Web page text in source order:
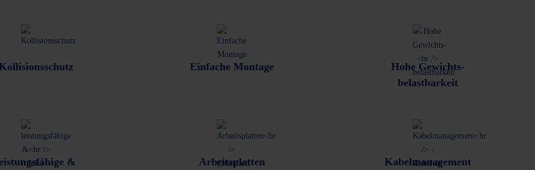
Einfache Montage
Hohe Gewichts-
belastbarkeit
& Arbeitsplatten Kabelmanagement